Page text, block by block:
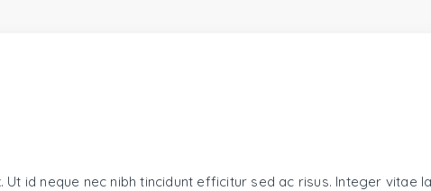
id neque nec nibh tincidunt efficitur sed ac risus. Integer vitae